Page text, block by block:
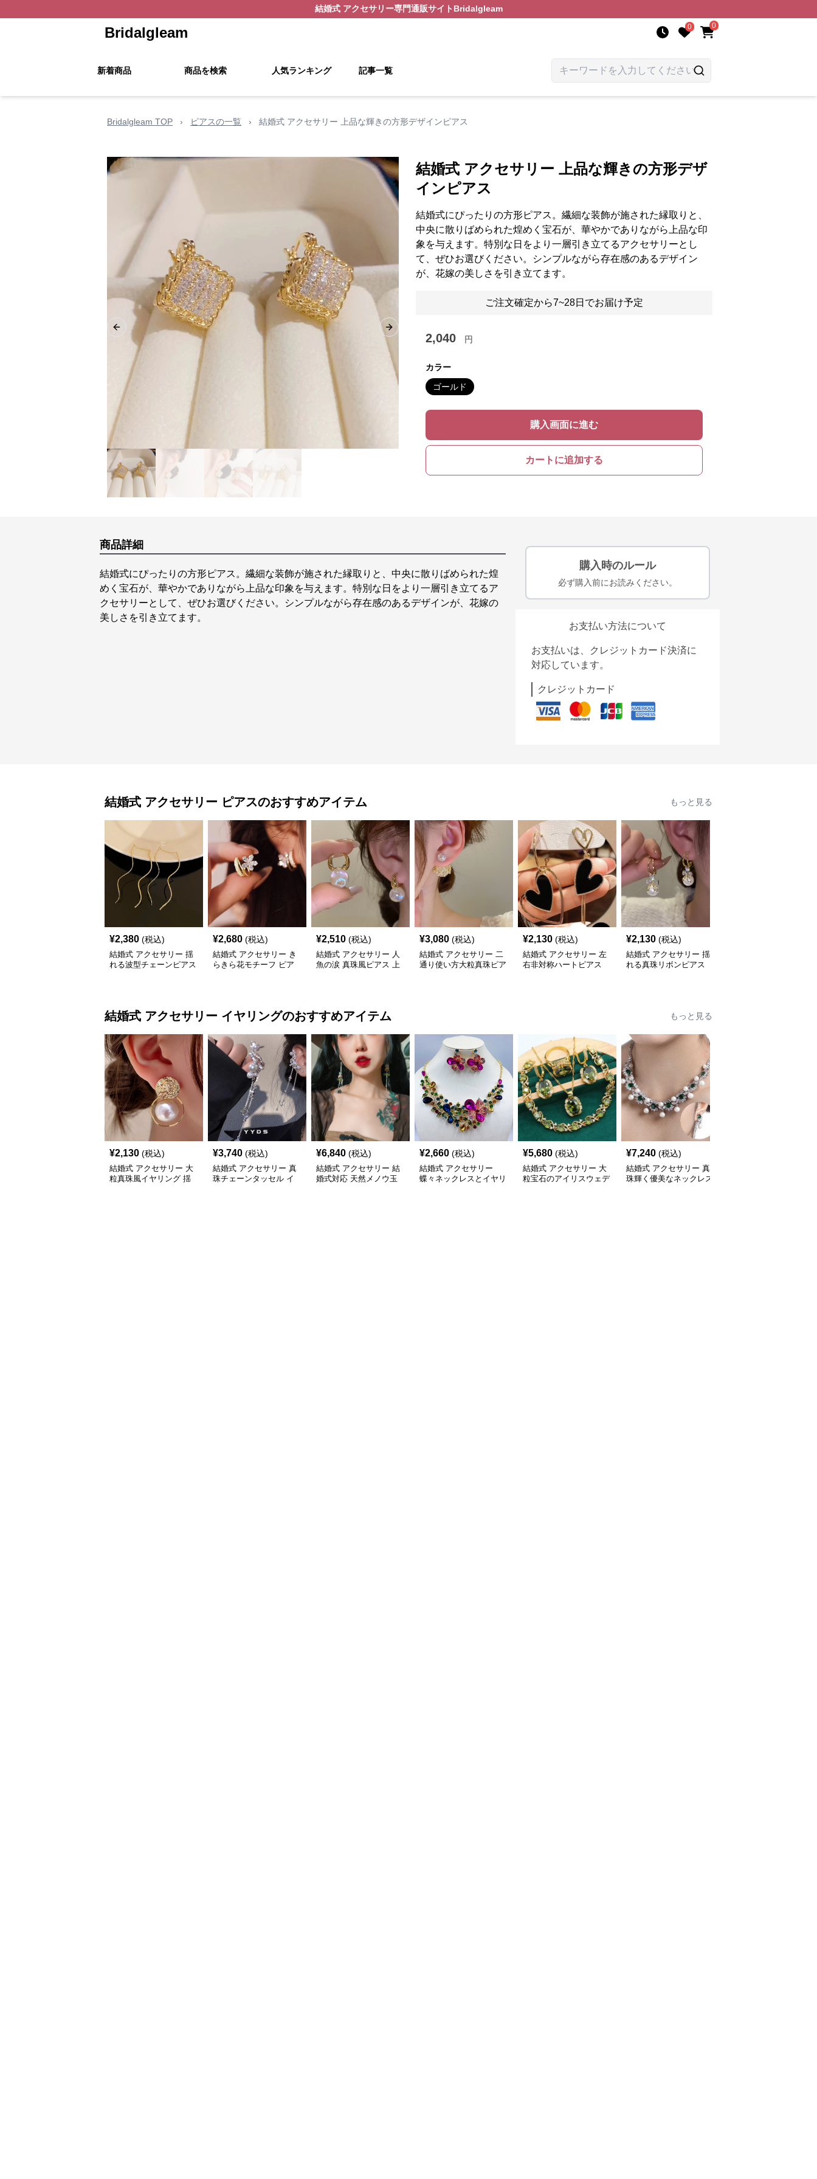
結婚式 アクセサリー専門通販サイト Bridalgleam
Bridalgleam 0 0
新着商品 商品を検索 人気ランキング 記事一覧
Bridalgleam TOP › ピアスの一覧 › 結婚式 アクセサリー 上品な輝きの方形デザインピアス
Previous slide Next slide
結婚式 アクセサリー 上品な輝きの方形デザ
インピアス
結婚式にぴったりの方形ピアス。繊細な装飾が施された縁取りと、
中央に散りばめられた煌めく宝石が、華やかでありながら上品な印
象を与えます。特別な日をより一層引き立てるアクセサリーとし
て、ぜひお選びください。シンプルながら存在感のあるデザイン
が、花嫁の美しさを引き立てます。
ご注文確定から7~28日でお届け予定
2,040 円
カラー
ゴールド
購入画面に進む
カートに追加する
商品詳細
結婚式にぴったりの方形ピアス。繊細な装飾が施された縁取りと、中央に散りばめられた煌
めく宝石が、華やかでありながら上品な印象を与えます。特別な日をより一層引き立てるア
クセサリーとして、ぜひお選びください。シンプルながら存在感のあるデザインが、花嫁の
美しさを引き立てます。
購入時のルール
必ず購入前にお読みください。
お支払い方法について
お支払いは、クレジットカード決済に
対応しています。
クレジットカード
結婚式 アクセサリー ピアスのおすすめアイテム もっと見る
¥2,380 (税込)
結婚式 アクセサリー 揺
れる波型チェーンピアス
¥2,680 (税込)
結婚式 アクセサリー き
らきら花モチーフ ピア
¥2,510 (税込)
結婚式 アクセサリー 人
魚の涙 真珠風ピアス 上
¥3,080 (税込)
結婚式 アクセサリー 二
通り使い方大粒真珠ピア
¥2,130 (税込)
結婚式 アクセサリー 左
右非対称ハートピアス
¥2,130 (税込)
結婚式 アクセサリー 揺
れる真珠リボンピアス
結婚式 アクセサリー イヤリングのおすすめアイテム もっと見る
¥2,130 (税込)
結婚式 アクセサリー 大
粒真珠風イヤリング 揺
¥3,740 (税込)
結婚式 アクセサリー 真
珠チェーンタッセル イ
¥6,840 (税込)
結婚式 アクセサリー 結
婚式対応 天然メノウ玉
¥2,660 (税込)
結婚式 アクセサリー
蝶々ネックレスとイヤリ
¥5,680 (税込)
結婚式 アクセサリー 大
粒宝石のアイリスウェデ
¥7,240 (税込)
結婚式 アクセサリー 真
珠輝く優美なネックレス